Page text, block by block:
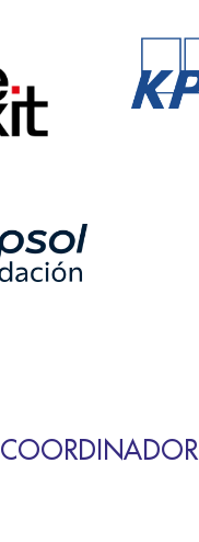
COORDINADOR